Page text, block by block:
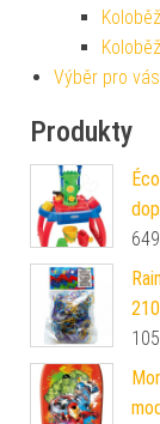
Výběr pro vás
Produkty
649
105